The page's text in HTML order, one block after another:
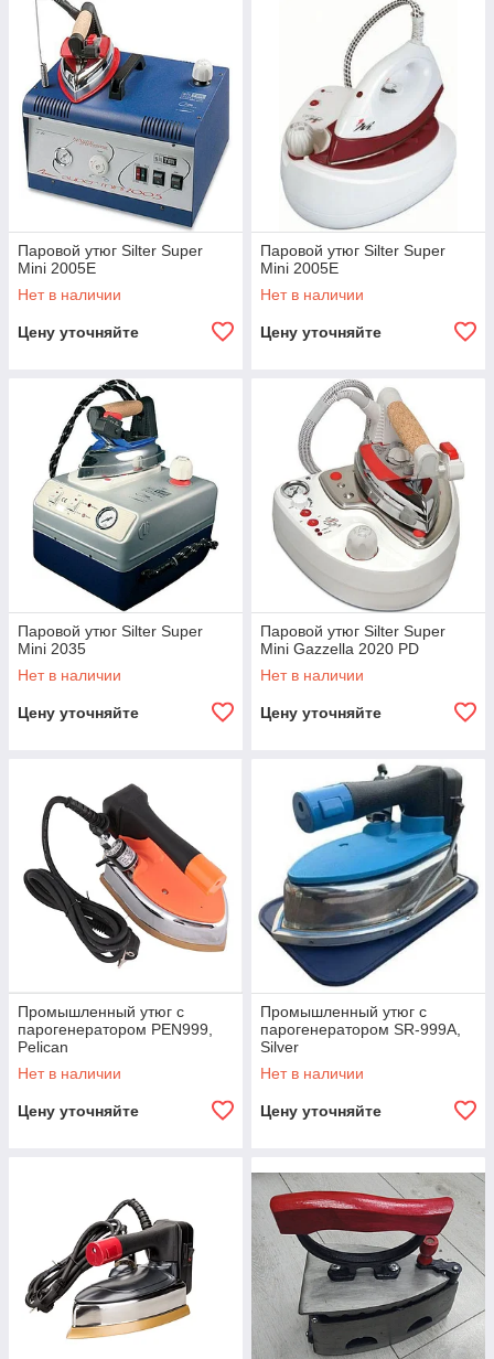
Паровой утюг Silter Super
Mini 2005E
Нет в наличии
Цену уточняйте
Паровой утюг Silter Super
Mini 2005E
Нет в наличии
Цену уточняйте
Паровой утюг Silter Super
Mini 2035
Нет в наличии
Цену уточняйте
Паровой утюг Silter Super
Mini Gazzella 2020 PD
Нет в наличии
Цену уточняйте
Промышленный утюг с
парогенератором PEN999,
Pelican
Нет в наличии
Цену уточняйте
Промышленный утюг с
парогенератором SR-999A,
Silver
Нет в наличии
Цену уточняйте